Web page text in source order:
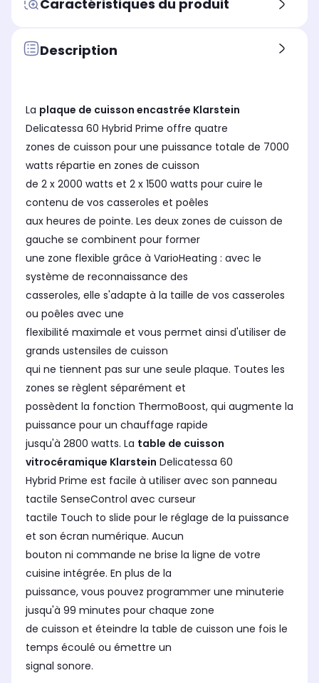
induction
zone flexible, permet d'avoir
une homogénéité de la
casserolerie.
Nombre de minuteurs
induction
Nombre de minuteurs
1
Caractéristiques du produit
Description
La plaque de cuisson encastrée Klarstein
Delicatessa 60 Hybrid Prime offre quatre
zones de cuisson pour une puissance totale de 7000
watts répartie en zones de cuisson
de 2 x 2000 watts et 2 x 1500 watts pour cuire le
contenu de vos casseroles et poêles
aux heures de pointe. Les deux zones de cuisson de
gauche se combinent pour former
une zone flexible grâce à VarioHeating : avec le
système de reconnaissance des
casseroles, elle s'adapte à la taille de vos casseroles
ou poêles avec une
flexibilité maximale et vous permet ainsi d'utiliser de
grands ustensiles de cuisson
qui ne tiennent pas sur une seule plaque. Toutes les
zones se règlent séparément et
possèdent la fonction ThermoBoost, qui augmente la
puissance pour un chauffage rapide
jusqu'à 2800 watts. La table de cuisson
vitrocéramique Klarstein Delicatessa 60
Hybrid Prime est facile à utiliser avec son panneau
tactile SenseControl avec curseur
tactile Touch to slide pour le réglage de la puissance
et son écran numérique. Aucun
bouton ni commande ne brise la ligne de votre
cuisine intégrée. En plus de la
puissance, vous pouvez programmer une minuterie
jusqu'à 99 minutes pour chaque zone
de cuisson et éteindre la table de cuisson une fois le
temps écoulé ou émettre un
signal sonore.